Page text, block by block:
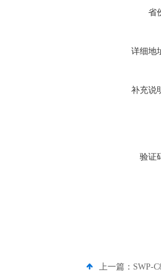
省
详细地
补充说
验证
上一篇： SWP-